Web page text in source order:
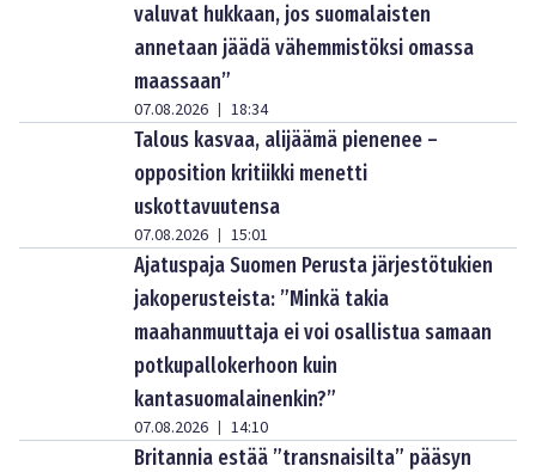
valuvat hukkaan, jos suomalaisten
annetaan jäädä vähemmistöksi omassa
maassaan”
07.08.2026 | 18:34
Talous kasvaa, alijäämä pienenee –
opposition kritiikki menetti
uskottavuutensa
07.08.2026 | 15:01
Ajatuspaja Suomen Perusta järjestötukien
jakoperusteista: ”Minkä takia
maahanmuuttaja ei voi osallistua samaan
potkupallokerhoon kuin
kantasuomalainenkin?”
07.08.2026 | 14:10
Britannia estää ”transnaisilta” pääsyn